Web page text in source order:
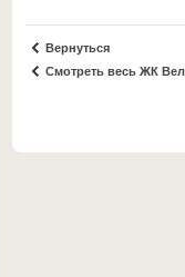
Вернуться
Смотреть весь ЖК